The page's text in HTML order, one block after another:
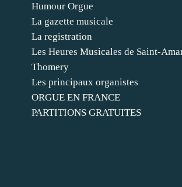
Humour Orgue
La gazette musicale
La registration
Les Heures Musicales de Saint-
Thomery
Les principaux organistes
ORGUE EN FRANCE
PARTITIONS GRATUITES